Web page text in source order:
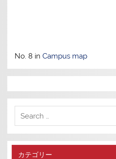
No. 8 inCampus map
カテゴリー